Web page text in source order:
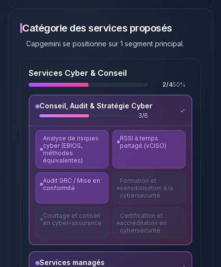
Catégorie des services proposés
Capgemini se positionne sur 1 segment principal.
Services Cyber & Conseil
2/450%
Conseil, Audit & Stratégie Cyber
3/6
Analyse de risques
cyber (EBIOS,
méthodes
équivalentes)
RSSI à temps
partagé (vCISO)
Audit GRC / Mise en
conformité
Formation et
sensibilisation à la
cybersécurité
Courtage et conseil
en cyber-assurance
Certification et
accréditation en
cybersécurité
Services managés